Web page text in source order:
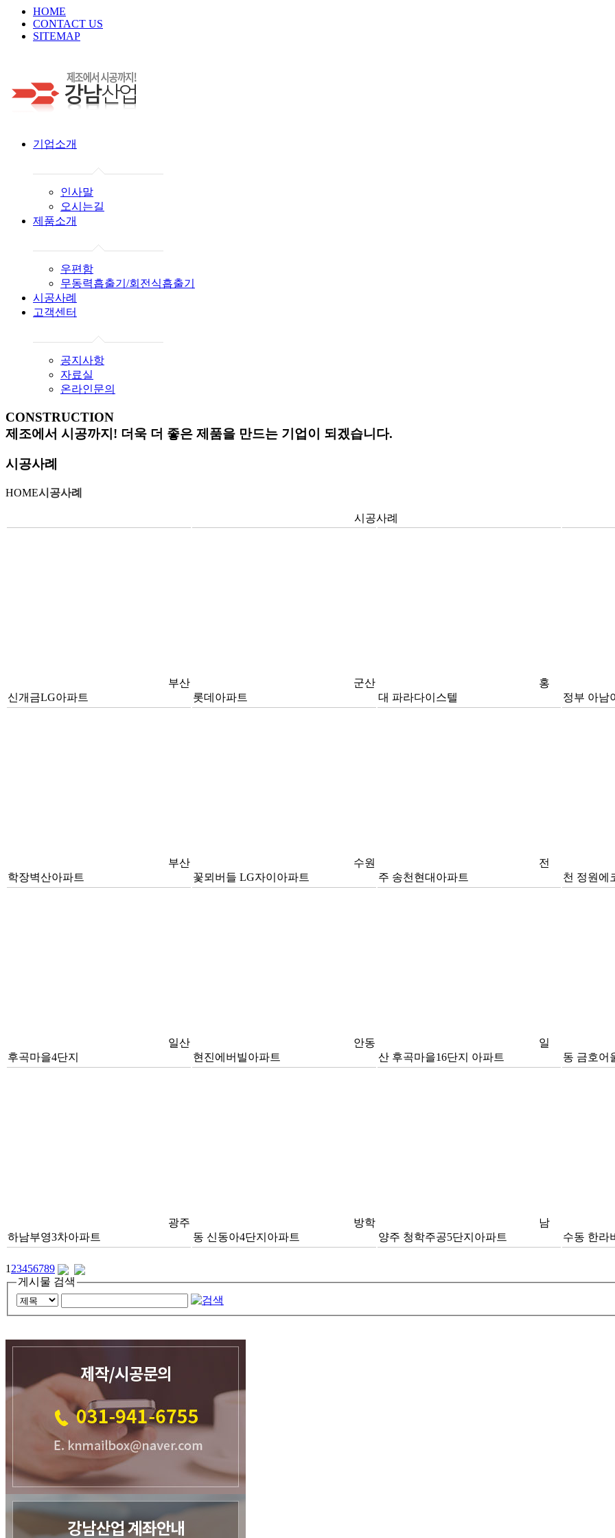
HOME
CONTACT US
SITEMAP
기업소개
인사말
오시는길
제품소개
우편함
무동력흡출기/회전식흡출기
시공사례
고객센터
공지사항
자료실
온라인문의
CONSTRUCTION
제조에서 시공까지! 더욱 더 좋은 제품을 만드는 기업이 되겠습니다.
시공사례
HOME시공사례
시공사례
부산
신개금LG아파트
군산
롯데아파트
홍
대 파라다이스텔
정부 아남
부산
학장벽산아파트
수원
꽃뫼버들 LG자이아파트
전
주 송천현대아파트
천 정원에
일산
후곡마을4단지
안동
현진에버빌아파트
일
산 후곡마을16단지 아파트
동 금호어
광주
하남부영3차아파트
방학
동 신동아4단지아파트
남
양주 청학주공5단지아파트
수동 한라
1 23456789
게시물 검색